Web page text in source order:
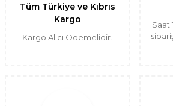
Tüm Türkiye ve Kıbrıs
Kargo
Kargo Alıcı Ödemelidir.
Saat